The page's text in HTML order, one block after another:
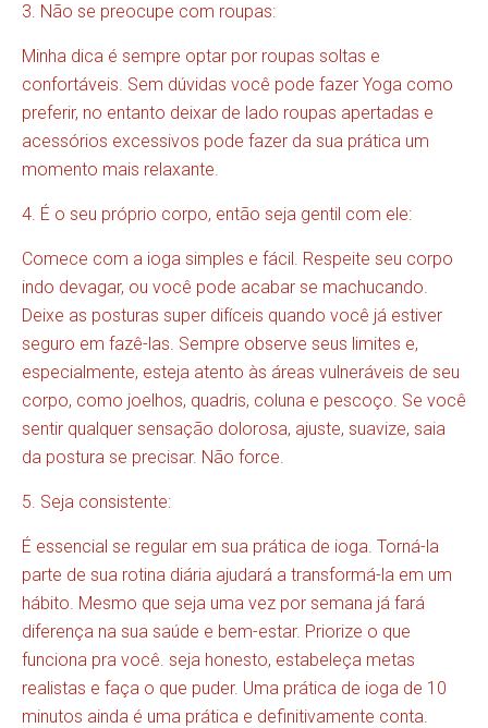
3. Não se preocupe com roupas:
Minha dica é sempre optar por roupas soltas e
confortáveis. Sem dúvidas você pode fazer Yoga como
preferir, no entanto deixar de lado roupas apertadas e
acessórios excessivos pode fazer da sua prática um
momento mais relaxante.
4. É o seu próprio corpo, então seja gentil com ele:
Comece com a ioga simples e fácil. Respeite seu corpo
indo devagar, ou você pode acabar se machucando.
Deixe as posturas super difíceis quando você já estiver
seguro em fazê-las. Sempre observe seus limites e,
especialmente, esteja atento às áreas vulneráveis de seu
corpo, como joelhos, quadris, coluna e pescoço. Se você
sentir qualquer sensação dolorosa, ajuste, suavize, saia
da postura se precisar. Não force.
5. Seja consistente:
É essencial se regular em sua prática de ioga. Torná-la
parte de sua rotina diária ajudará a transformá-la em um
hábito. Mesmo que seja uma vez por semana já fará
diferença na sua saúde e bem-estar. Priorize o que
funciona pra você. seja honesto, estabeleça metas
realistas e faça o que puder. Uma prática de ioga de 10
minutos ainda é uma prática e definitivamente conta.